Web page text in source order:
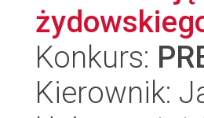
Konkurs:
Kierownik: